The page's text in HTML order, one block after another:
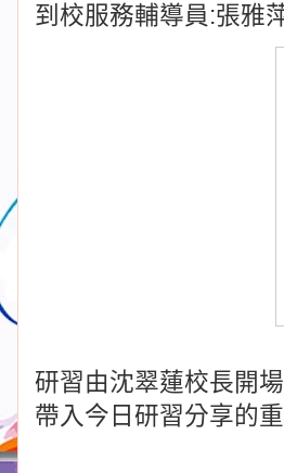
到校服務輔導員:張雅
研習由沈翠蓮校長開場
帶入今日研習分享的重